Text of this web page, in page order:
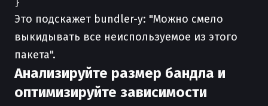
Это подскажет bundler-у: "Можно смело
выкидывать все неиспользуемое из этого
пакета".
Анализируйте размер бандла и
оптимизируйте зависимости